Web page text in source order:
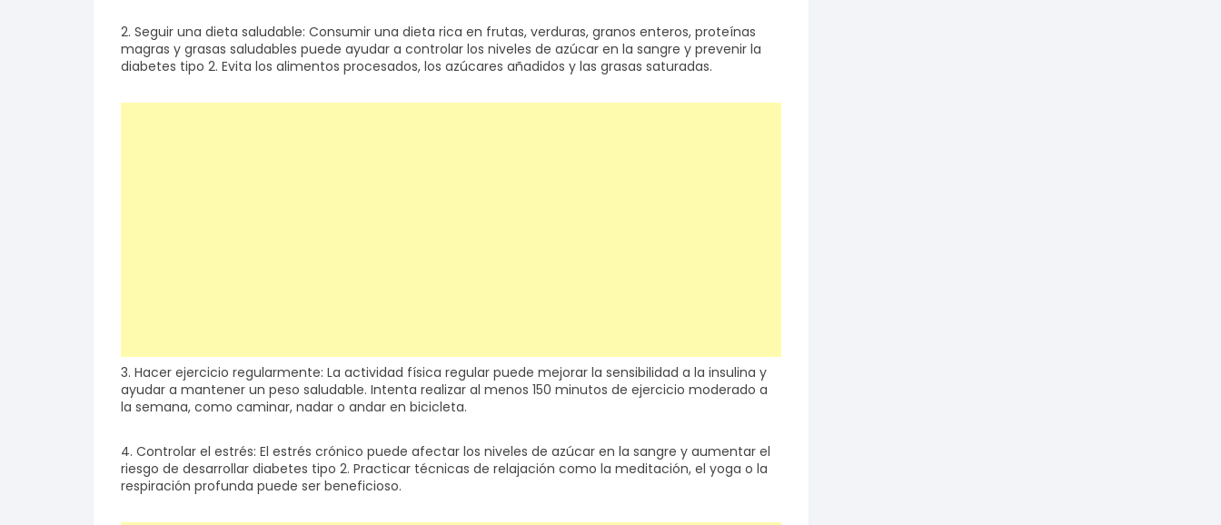
2. Seguir una dieta saludable: Consumir una dieta rica en frutas, verduras, granos enteros, proteínas
magras y grasas saludables puede ayudar a controlar los niveles de azúcar en la sangre y prevenir la
diabetes tipo 2. Evita los alimentos procesados, los azúcares añadidos y las grasas saturadas.
3. Hacer ejercicio regularmente: La actividad física regular puede mejorar la sensibilidad a la insulina y
ayudar a mantener un peso saludable. Intenta realizar al menos 150 minutos de ejercicio moderado a
la semana, como caminar, nadar o andar en bicicleta.
4. Controlar el estrés: El estrés crónico puede afectar los niveles de azúcar en la sangre y aumentar el
riesgo de desarrollar diabetes tipo 2. Practicar técnicas de relajación como la meditación, el yoga o la
respiración profunda puede ser beneficioso.